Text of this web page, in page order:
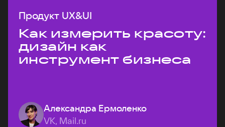
Продукт UX&UI
Как измерить красоту:
дизайн как
инструмент бизнеса
Александра Ермоленко
VK, Mail.ru